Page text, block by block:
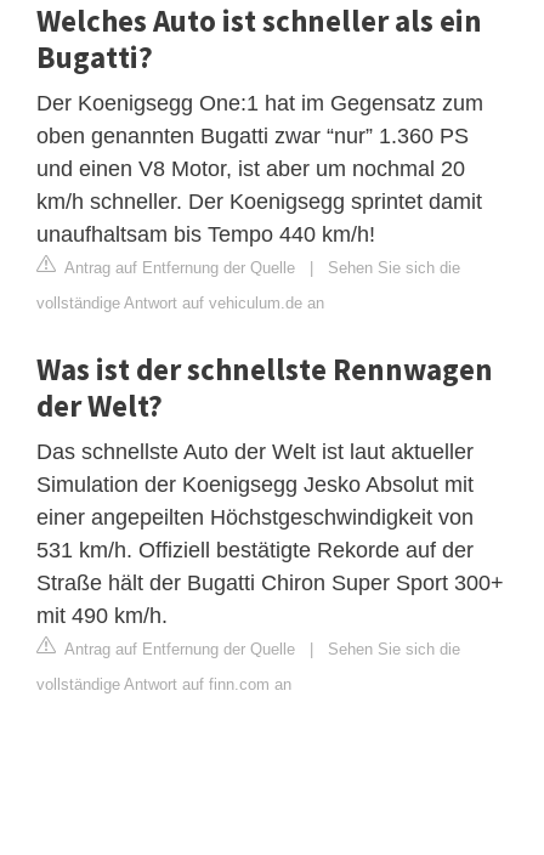
Welches Auto ist schneller als ein
Bugatti?
Der Koenigsegg One:1 hat im Gegensatz zum
oben genannten Bugatti zwar “nur” 1.360 PS
und einen V8 Motor, ist aber um nochmal 20
km/h schneller. Der Koenigsegg sprintet damit
unaufhaltsam bis Tempo 440 km/h!
Antrag auf Entfernung der Quelle
Sehen Sie sich die
vollständige Antwort auf vehiculum.de an
Was ist der schnellste Rennwagen
der Welt?
Das schnellste Auto der Welt ist laut aktueller
Simulation der Koenigsegg Jesko Absolut mit
einer angepeilten Höchstgeschwindigkeit von
531 km/h. Offiziell bestätigte Rekorde auf der
Straße hält der Bugatti Chiron Super Sport 300+
mit 490 km/h.
Antrag auf Entfernung der Quelle
Sehen Sie sich die
vollständige Antwort auf finn.com an